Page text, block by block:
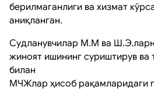
берилмаганлиги ва хизмат
аниқланган.
Судланувчилар М.М ва
жиноят ишининг суриштирув ва
билан
МЧЖлар ҳисоб рақамларидаги